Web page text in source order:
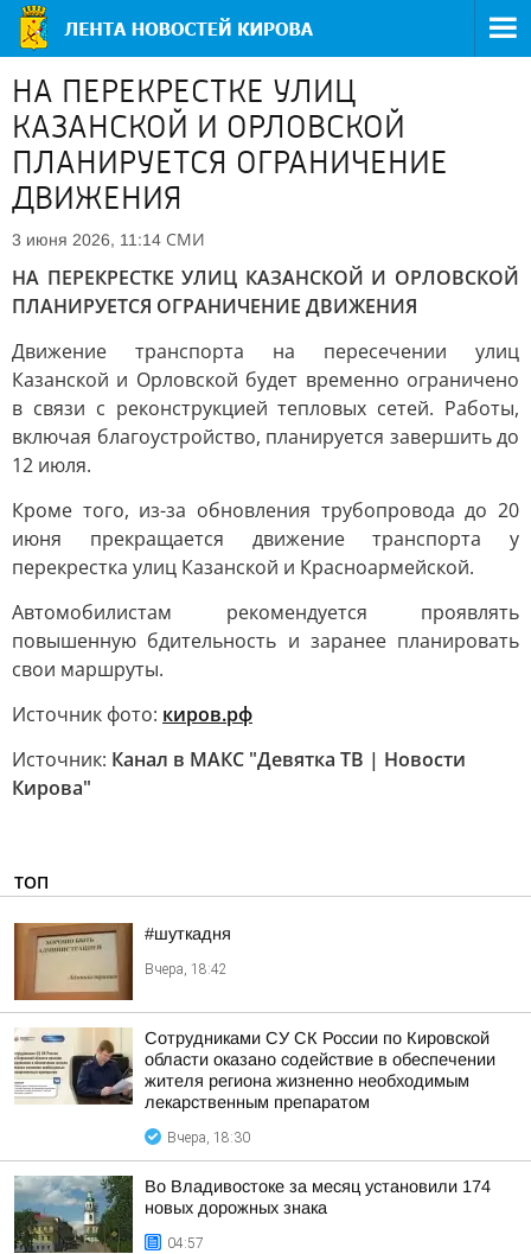
НА ПЕРЕКРЕСТКЕ УЛИЦ
КАЗАНСКОЙ И ОРЛОВСКОЙ
ПЛАНИРУЕТСЯ ОГРАНИЧЕНИЕ
ДВИЖЕНИЯ
3 июня 2026, 11:14 СМИ
НА ПЕРЕКРЕСТКЕ УЛИЦ КАЗАНСКОЙ И ОРЛОВСКОЙ
ПЛАНИРУЕТСЯ ОГРАНИЧЕНИЕ ДВИЖЕНИЯ
Движение транспорта на пересечении улиц
Казанской и Орловской будет временно ограничено
в связи с реконструкцией тепловых сетей. Работы,
включая благоустройство, планируется завершить до
12 июля.
Кроме того, из-за обновления трубопровода до 20
июня прекращается движение транспорта у
перекрестка улиц Казанской и Красноармейской.
Автомобилистам рекомендуется проявлять
повышенную бдительность и заранее планировать
свои маршруты.
Источник фото: киров.рф
Источник: Канал в МАКС "Девятка ТВ | Новости
Кирова"
ТОП
#шуткадня
Вчера, 18:42
Сотрудниками СУ СК России по Кировской
области оказано содействие в обеспечении
жителя региона жизненно необходимым
лекарственным препаратом
Вчера, 18:30
Во Владивостоке за месяц установили 174
новых дорожных знака
04:57